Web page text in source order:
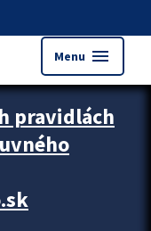
Menu menu
pravidlách